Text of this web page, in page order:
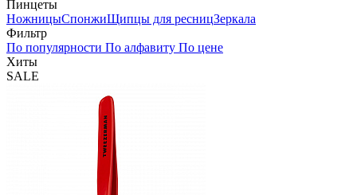
Пинцеты
НожницыСпонжиЩипцы для ресницЗеркала
Фильтр
По популярности По алфавиту По цене
Хиты
SALE